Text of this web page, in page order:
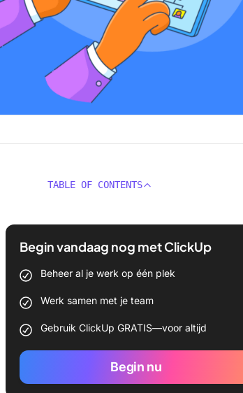
TABLE OF CONTENTS
Begin vandaag nog met ClickUp
Beheer al je werk op één plek
Werk samen met je team
Gebruik ClickUp GRATIS—voor altijd
Begin nu